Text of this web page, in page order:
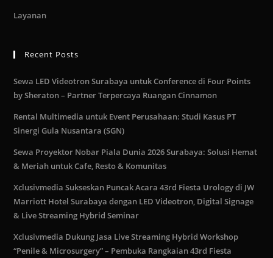
Layanan
Recent Posts
Sewa LED Videotron Surabaya untuk Conference di Four Points
by Sheraton – Partner Terpercaya Ruangan Cinnamon
Rental Multimedia untuk Event Perusahaan: Studi Kasus PT
Sinergi Gula Nusantara (SGN)
Sewa Proyektor Nobar Piala Dunia 2026 Surabaya: Solusi Hemat
& Meriah untuk Cafe, Resto & Komunitas
Xclusivmedia Sukseskan Puncak Acara 43rd Fiesta Urology di JW
Marriott Hotel Surabaya dengan LED Videotron, Digital Signage
& Live Streaming Hybrid Seminar
Xclusivmedia Dukung Jasa Live Streaming Hybrid Workshop
“Penile & Microsurgery” – Pembuka Rangkaian 43rd Fiesta